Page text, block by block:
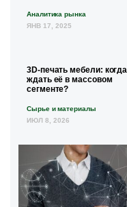
Аналитика рынка
ЯНВ 17, 2025
3D-печать мебели: когда
ждать её в массовом
сегменте?
Сырье и материалы
ИЮЛ 8, 2026